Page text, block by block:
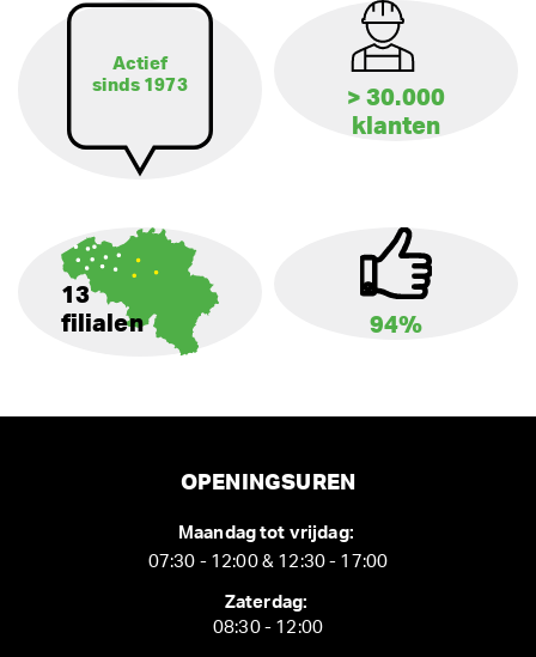
Actief
sinds 1973
> 30.000
klanten
13
filialen
94%
OPENINGSUREN
Maandag tot vrijdag:
07:30 - 12:00 & 12:30 - 17:00
Zaterdag:
08:30 - 12:00